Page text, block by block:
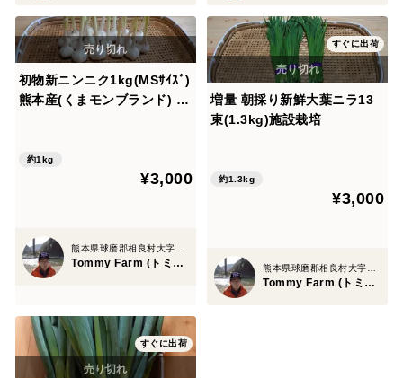
初物新ニンニク1kg(MSｻｲｽﾞ)
熊本産(くまモンブランド) 期
約1kg
¥3,000
熊本県球磨郡相良村大字柳瀬字十島
Tommy Farm (トミーファーム)
すぐに出荷
増量 朝採り新鮮大葉ニラ13
束(1.3kg)施設栽培
約1.3kg
¥3,000
熊本県球磨郡相良村大字柳瀬字十島
Tommy Farm (トミーファーム)
すぐに出荷